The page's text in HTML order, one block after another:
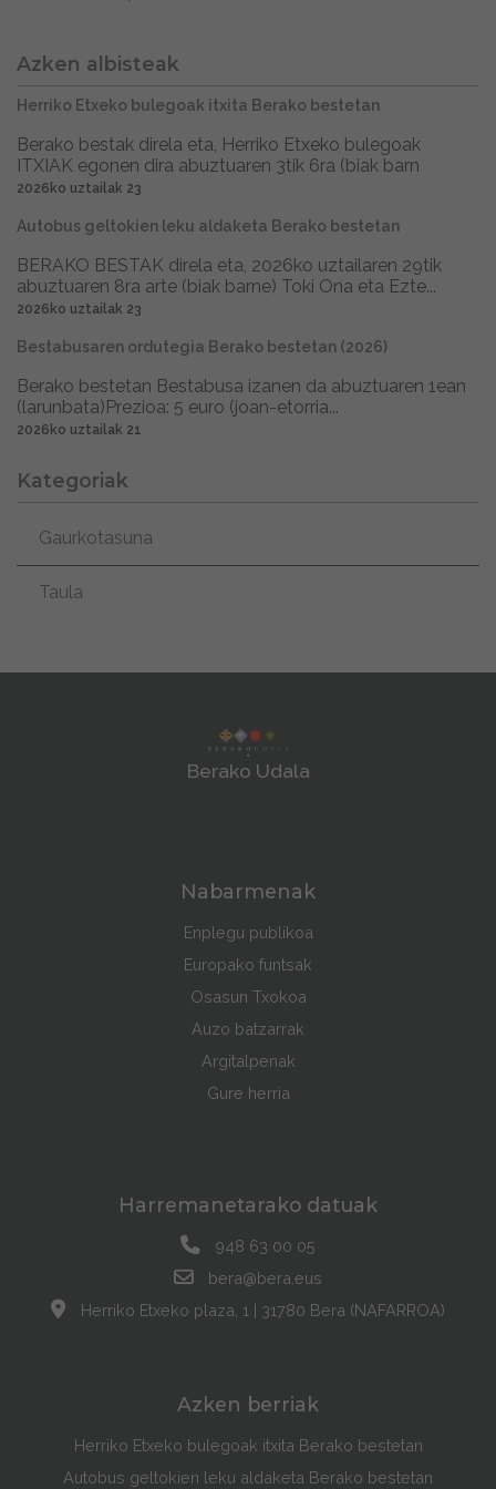
Azken albisteak
Herriko Etxeko bulegoak itxita Berako bestetan
Berako bestak direla eta, Herriko Etxeko bulegoak
ITXIAK egonen dira abuztuaren 3tik 6ra (biak barn
2026ko uztailak 23
Autobus geltokien leku aldaketa Berako bestetan
BERAKO BESTAK direla eta, 2026ko uztailaren 29tik
abuztuaren 8ra arte (biak barne) Toki Ona eta Ezte...
2026ko uztailak 23
Bestabusaren ordutegia Berako bestetan (2026)
Berako bestetan Bestabusa izanen da abuztuaren 1ean
(larunbata)Prezioa: 5 euro (joan-etorria...
2026ko uztailak 21
Kategoriak
Gaurkotasuna
Taula
Berako Udala
Nabarmenak
Enplegu publikoa
Europako funtsak
Osasun Txokoa
Auzo batzarrak
Argitalpenak
Gure herria
Harremanetarako datuak
948 63 00 05
bera@bera.eus
Herriko Etxeko plaza, 1 | 31780 Bera (NAFARROA)
Azken berriak
Herriko Etxeko bulegoak itxita Berako bestetan
Autobus geltokien leku aldaketa Berako bestetan